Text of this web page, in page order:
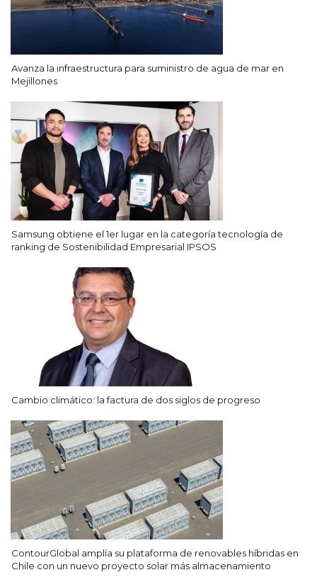
Avanza la infraestructura para suministro de agua de mar en
Mejillones
Samsung obtiene el 1er lugar en la categoría tecnología de
ranking de Sostenibilidad Empresarial IPSOS
Cambio climático: la factura de dos siglos de progreso
ContourGlobal amplía su plataforma de renovables híbridas en
Chile con un nuevo proyecto solar más almacenamiento